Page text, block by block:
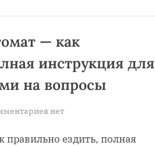
— как
инструкция для
на вопросы
к
Что
нет
правильно ездить, полная